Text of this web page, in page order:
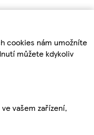
cookies nám umožníte
můžete kdykoliv
vašem zařízení,